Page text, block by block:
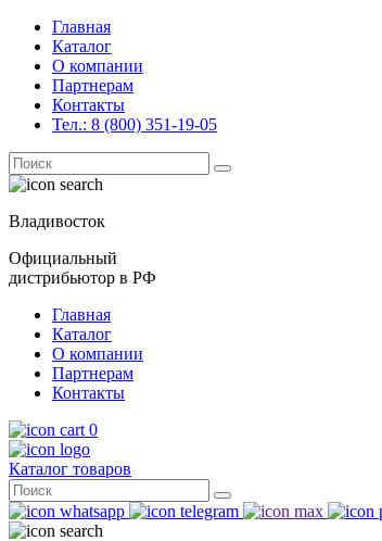
Главная
Каталог
О компании
Партнерам
Контакты
Тел.: 8 (800) 351-19-05
Поиск
for:
Владивосток
Официальный
дистрибьютор в РФ
Главная
Каталог
О компании
Партнерам
Контакты
0
Каталог товаров
Поиск
for: